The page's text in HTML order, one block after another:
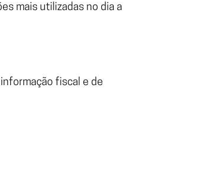
mais utilizadas no dia a
fiscal e de